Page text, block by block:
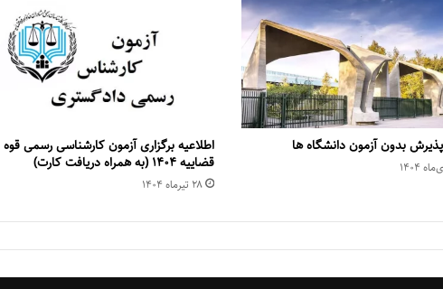
بدون آزمون دانشگاه ها
اطلاعیه برگزاری آزمون کارشناسی رسمی قوه
قضاییه ۱۴۰۴ (به همراه دریافت کارت)
۲۸ تیر‌ماه ۱۴۰۴